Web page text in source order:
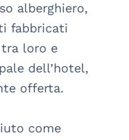
alberghiero,
fabbricati
loro e
dell’hotel,
offerta.
come